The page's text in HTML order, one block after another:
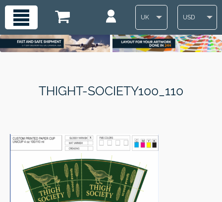
UK USD
THIGHT-SOCIETY100_110